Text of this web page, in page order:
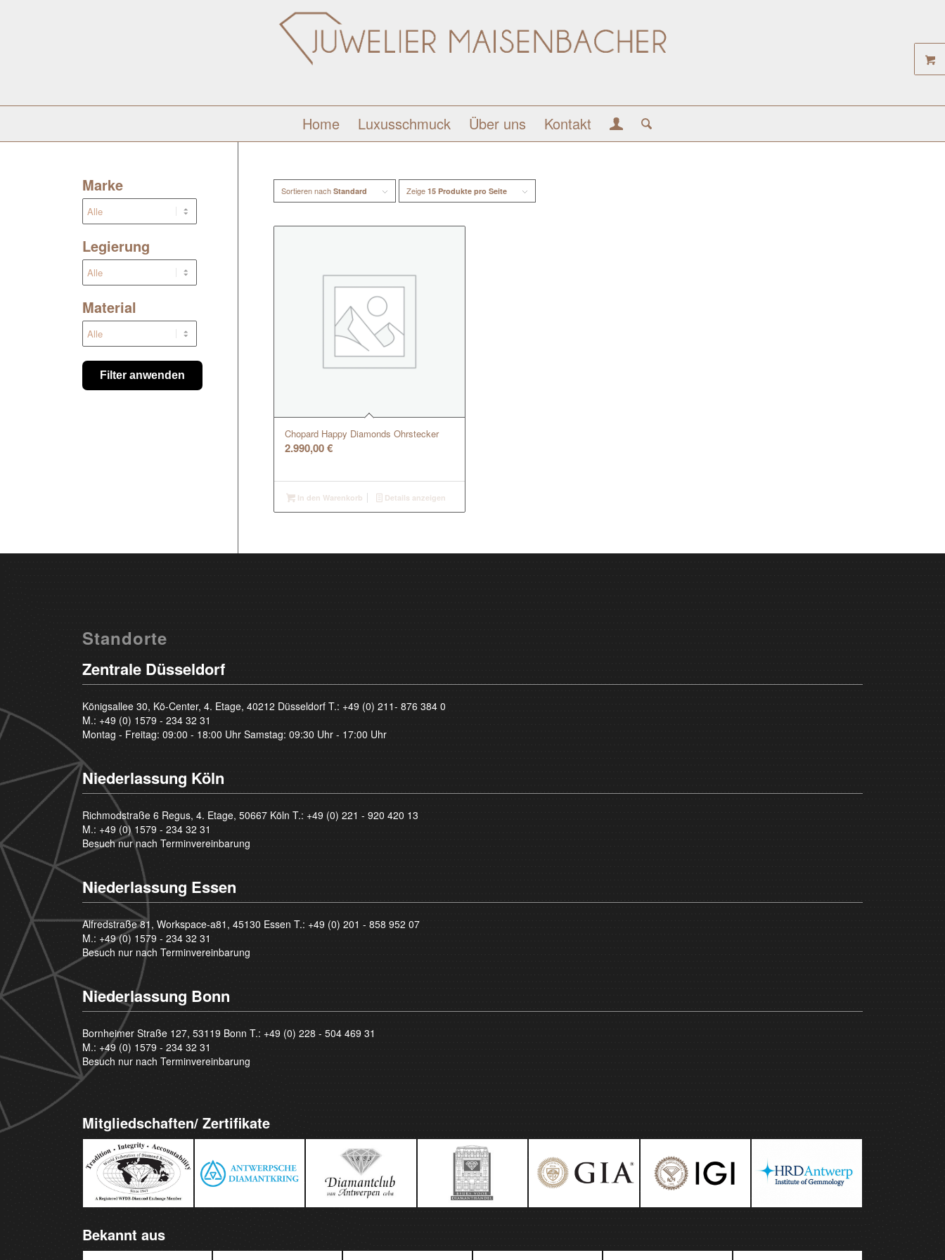
Home Luxusschmuck Über uns Kontakt
Sortieren nachStandard Zeige15 Produkte pro Seite
Chopard Happy Diamonds Ohrstecker
2.990,00€
In den Warenkorb Details anzeigen
Marke
Legierung
Material
Filter anwenden
Standorte
Zentrale Düsseldorf
Königsallee 30, Kö-Center, 4. Etage, 40212 Düsseldorf T.: +49 (0) 211- 876 384 0
M.: +49 (0) 1579 - 234 32 31
Montag - Freitag: 09:00 - 18:00 Uhr Samstag: 09:30 Uhr - 17:00 Uhr
Niederlassung Köln
Richmodstraße 6 Regus, 4. Etage, 50667 Köln T.: +49 (0) 221 - 920 420 13
M.: +49 (0) 1579 - 234 32 31
Besuch nur nach Terminvereinbarung
Niederlassung Essen
Alfredstraße 81, Workspace-a81, 45130 Essen T.: +49 (0) 201 - 858 952 07
M.: +49 (0) 1579 - 234 32 31
Besuch nur nach Terminvereinbarung
Niederlassung Bonn
Bornheimer Straße 127, 53119 Bonn T.: +49 (0) 228 - 504 469 31
M.: +49 (0) 1579 - 234 32 31
Besuch nur nach Terminvereinbarung
Mitgliedschaften/ Zertifikate
Bekannt aus